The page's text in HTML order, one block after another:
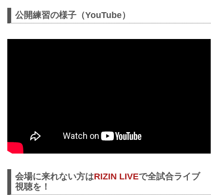
公開練習の様子（YouTube）
会場に来れない方はRIZIN LIVEで全試合ライブ
視聴を！